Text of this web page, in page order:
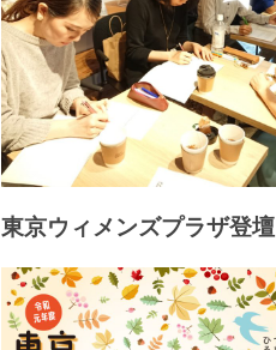
東京ウィメンズプラザ登壇